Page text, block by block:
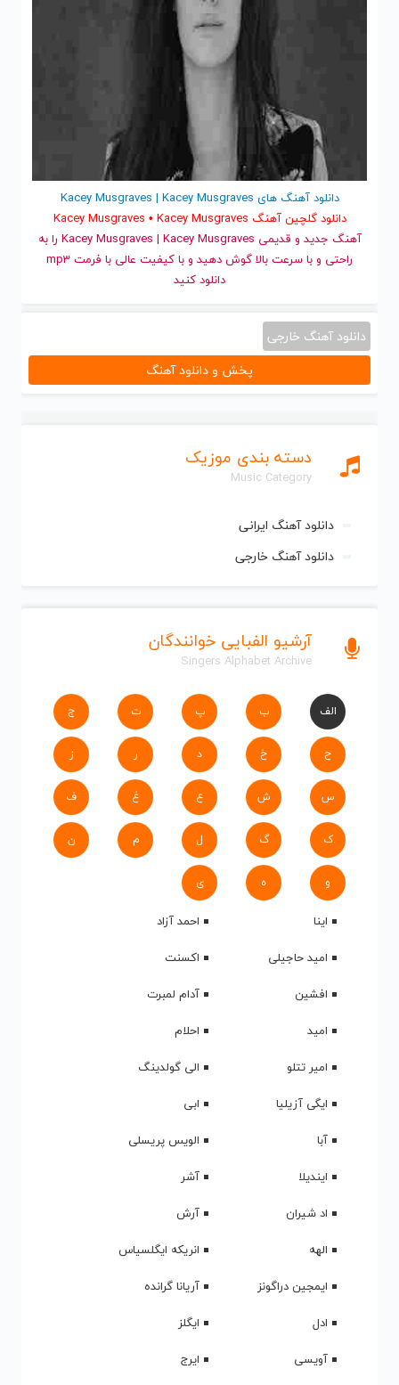
دسته بندی موزیک
Music Category
دانلود آهنگ ایرانی
دانلود آهنگ خارجی
آرشیو الفبایی خوانندگان
Singers Alphabet Archive
الف ب پ ت ج
ح خ د ر ز
س ش ع غ ف
ک گ ل م ن
و ه ی
اینا
احمد آزاد
امید حاجیلی
اکسنت
افشین
آدام لمبرت
امید
احلام
امیر تتلو
الی گولدینگ
ایگی آزیلیا
ابی
آبا
الویس پریسلی
ایندیلا
آشر
اد شیران
آرش
الهه
انریکه ایگلسیاس
ایمجین دراگونز
آریانا گرانده
ادل
ایگلز
آویسی
ایرج
دانلود آهنگ های Kacey Musgraves | Kacey Musgraves
دانلود گلچین آهنگ Kacey Musgraves • Kacey Musgraves
آهنگ جدید
و قدیمی Kacey Musgraves | Kacey Musgraves را به
راحتی و با سرعت بالا گوش دهید و با کیفیت عالی با فرمت mp3
دانلود کنید
دانلود آهنگ خارجی
پخش و دانلود آهنگ